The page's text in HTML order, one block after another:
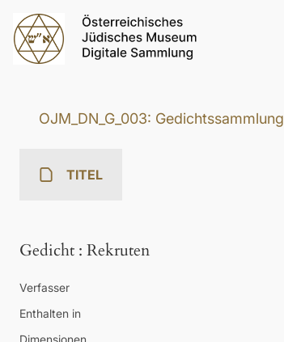
OJM_DN_G_003: Gedichtssammlung
TITEL
Gedicht : Rekruten
Verfasser
Enthalten in